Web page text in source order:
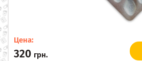
Цена:
320 грн.